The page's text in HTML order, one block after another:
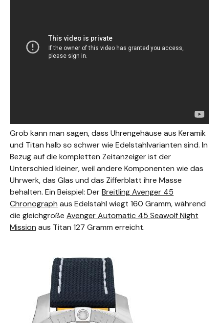
Grob kann man sagen, dass Uhrengehäuse aus Keramik
und Titan halb so schwer wie Edelstahlvarianten sind. In
Bezug auf die kompletten Zeitanzeiger ist der
Unterschied kleiner, weil andere Komponenten wie das
Uhrwerk, das Glas und das Zifferblatt ihre Masse
behalten. Ein Beispiel: DerBreitling Avenger 45
Chronograph aus Edelstahl wiegt 160 Gramm, während
die gleichgroße Avenger Automatic 45 Seawolf Night
Mission aus Titan 127 Gramm erreicht.